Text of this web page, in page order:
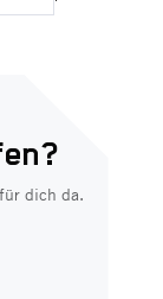
dich da.